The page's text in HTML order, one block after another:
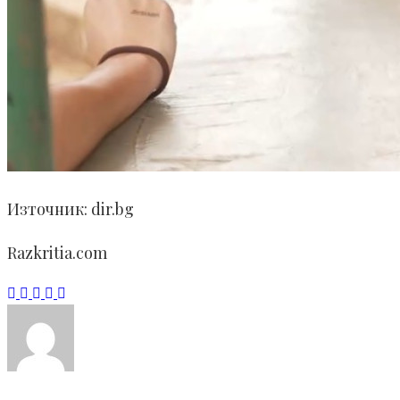
Източник: dir.bg
Razkritia.com